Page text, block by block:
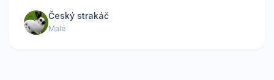
Český strakáč
Malé